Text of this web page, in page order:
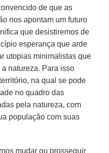
de que as
nos apontam um futuro
que desistiremos de
esperança que arde
utopias minimalistas que
natureza. Para isso
na qual se pode
no quadro das
pela natureza, com
população com suas
mudar ou prosseguir